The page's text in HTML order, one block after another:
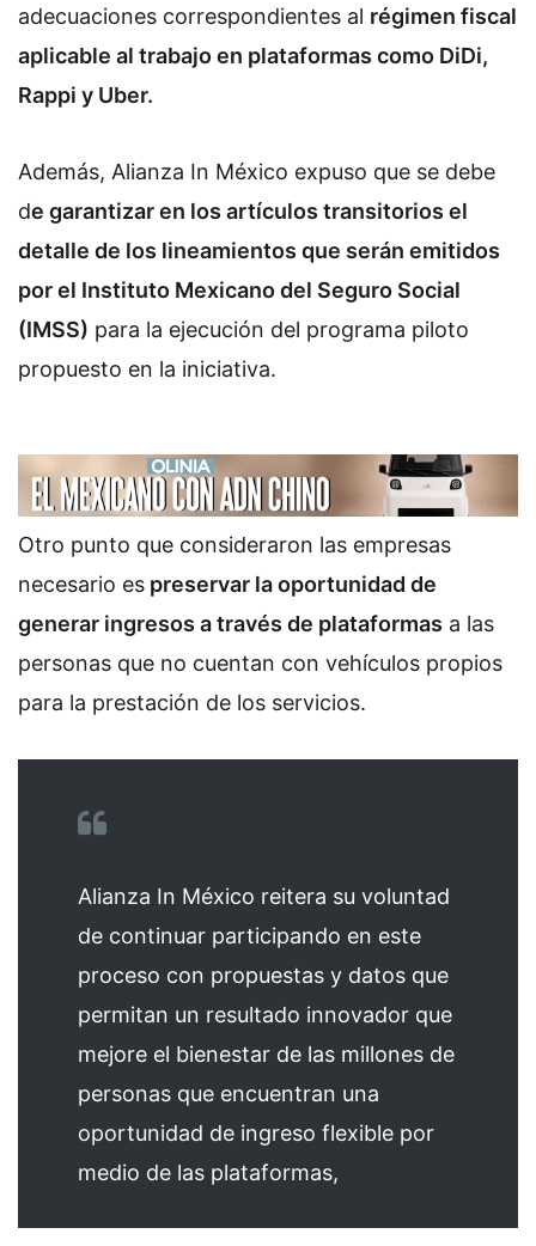
adecuaciones correspondientes al régimen fiscal
aplicable al trabajo en plataformas como DiDi,
Rappi y Uber.
Además, Alianza In México expuso que se debe
de garantizar en los artículos transitorios el
detalle de los lineamientos que serán emitidos
por el Instituto Mexicano del Seguro Social
(IMSS) para la ejecución del programa piloto
propuesto en la iniciativa.
Otro punto que consideraron las empresas
necesario es preservar la oportunidad de
generar ingresos a través de plataformas a las
personas que no cuentan con vehículos propios
para la prestación de los servicios.
Alianza In México reitera su voluntad
de continuar participando en este
proceso con propuestas y datos que
permitan un resultado innovador que
mejore el bienestar de las millones de
personas que encuentran una
oportunidad de ingreso flexible por
medio de las plataformas,